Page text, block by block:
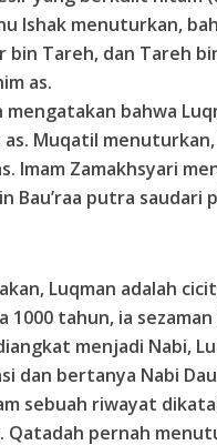
Ishak menuturkan,
bin Tareh, dan Tareh
as.
mengatakan bahwa
Muqatil
Imam Zamakhsyari
Bau’raa putra
Luqman adalah
1000 tahun, ia
menjadi Nabi,
dan bertanya Nabi
sebuah riwayat
Qatadah pernah